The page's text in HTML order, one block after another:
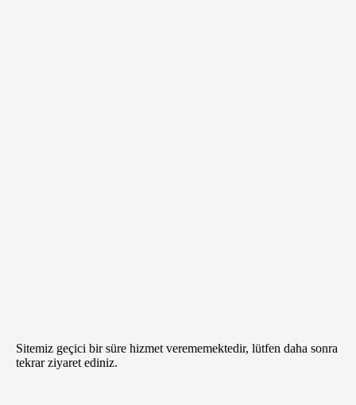
Sitemiz geçici bir süre hizmet verememektedir, lütfen daha sonra
tekrar ziyaret ediniz.